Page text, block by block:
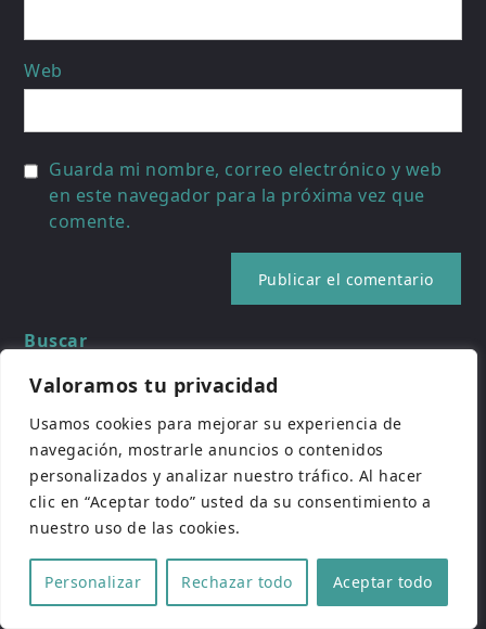
Valoramos tu privacidad
Usamos cookies para mejorar su experiencia de
navegación, mostrarle anuncios o contenidos
personalizados y analizar nuestro tráfico. Al hacer
clic en “Aceptar todo” usted da su consentimiento a
nuestro uso de las cookies.
Personalizar Rechazar todo Aceptar todo
Web
Guarda mi nombre, correo electrónico y web
en este navegador para la próxima vez que
comente.
Buscar
Entradas recientes
Bad Haircut, de Kyle Misak, gana el Premio a la
Mejor Película en PUFA 2026
12 de julio de 2026
Actividades paralelas PUFA 2026
5 de julio de 2026